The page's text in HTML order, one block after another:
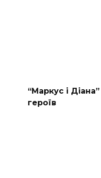
“Маркус і
героїв